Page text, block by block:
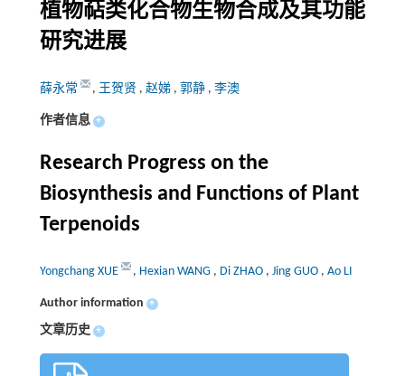
植物萜类化合物生物合成及其功能
研究进展
薛永常 , 王贺贤 , 赵娣 , 郭静 , 李澳
作者信息 +
Research Progress on the
Biosynthesis and Functions of Plant
Terpenoids
Yongchang XUE , Hexian WANG , Di ZHAO , Jing GUO , Ao LI
Author information +
文章历史 +